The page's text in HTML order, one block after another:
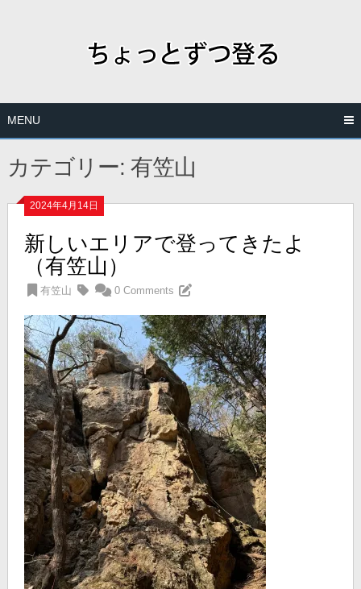
MENU
カテゴリー: 有笠山
2024年4月14日
新しいエリアで登ってきたよ
（有笠山）
有笠山 0 Comments